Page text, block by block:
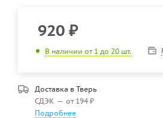
920 ₽
В наличии от 1 до 20 шт.
Доставка в Тверь
СДЭК — от 194 ₽
Подробнее